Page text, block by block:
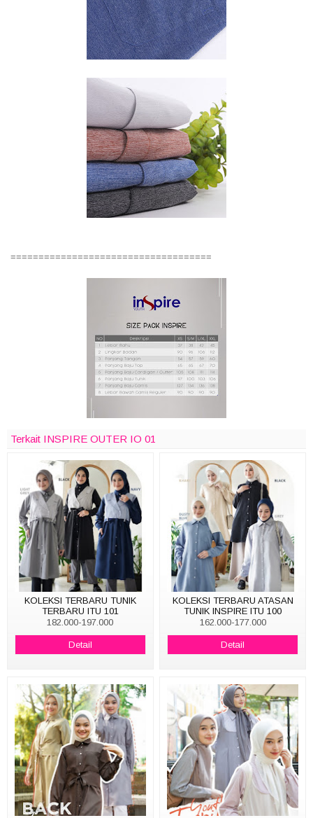
====================================
Terkait INSPIRE OUTER IO 01
KOLEKSI TERBARU TUNIK
TERBARU ITU 101
182.000-197.000
Detail
KOLEKSI TERBARU ATASAN
TUNIK INSPIRE ITU 100
162.000-177.000
Detail